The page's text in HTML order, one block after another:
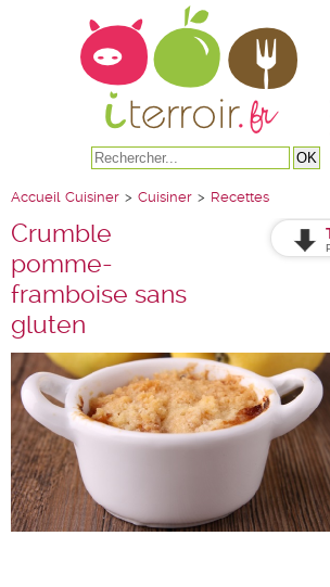
Accueil Cuisiner > Cuisiner > Recettes
Crumble
pomme-
framboise sans
gluten